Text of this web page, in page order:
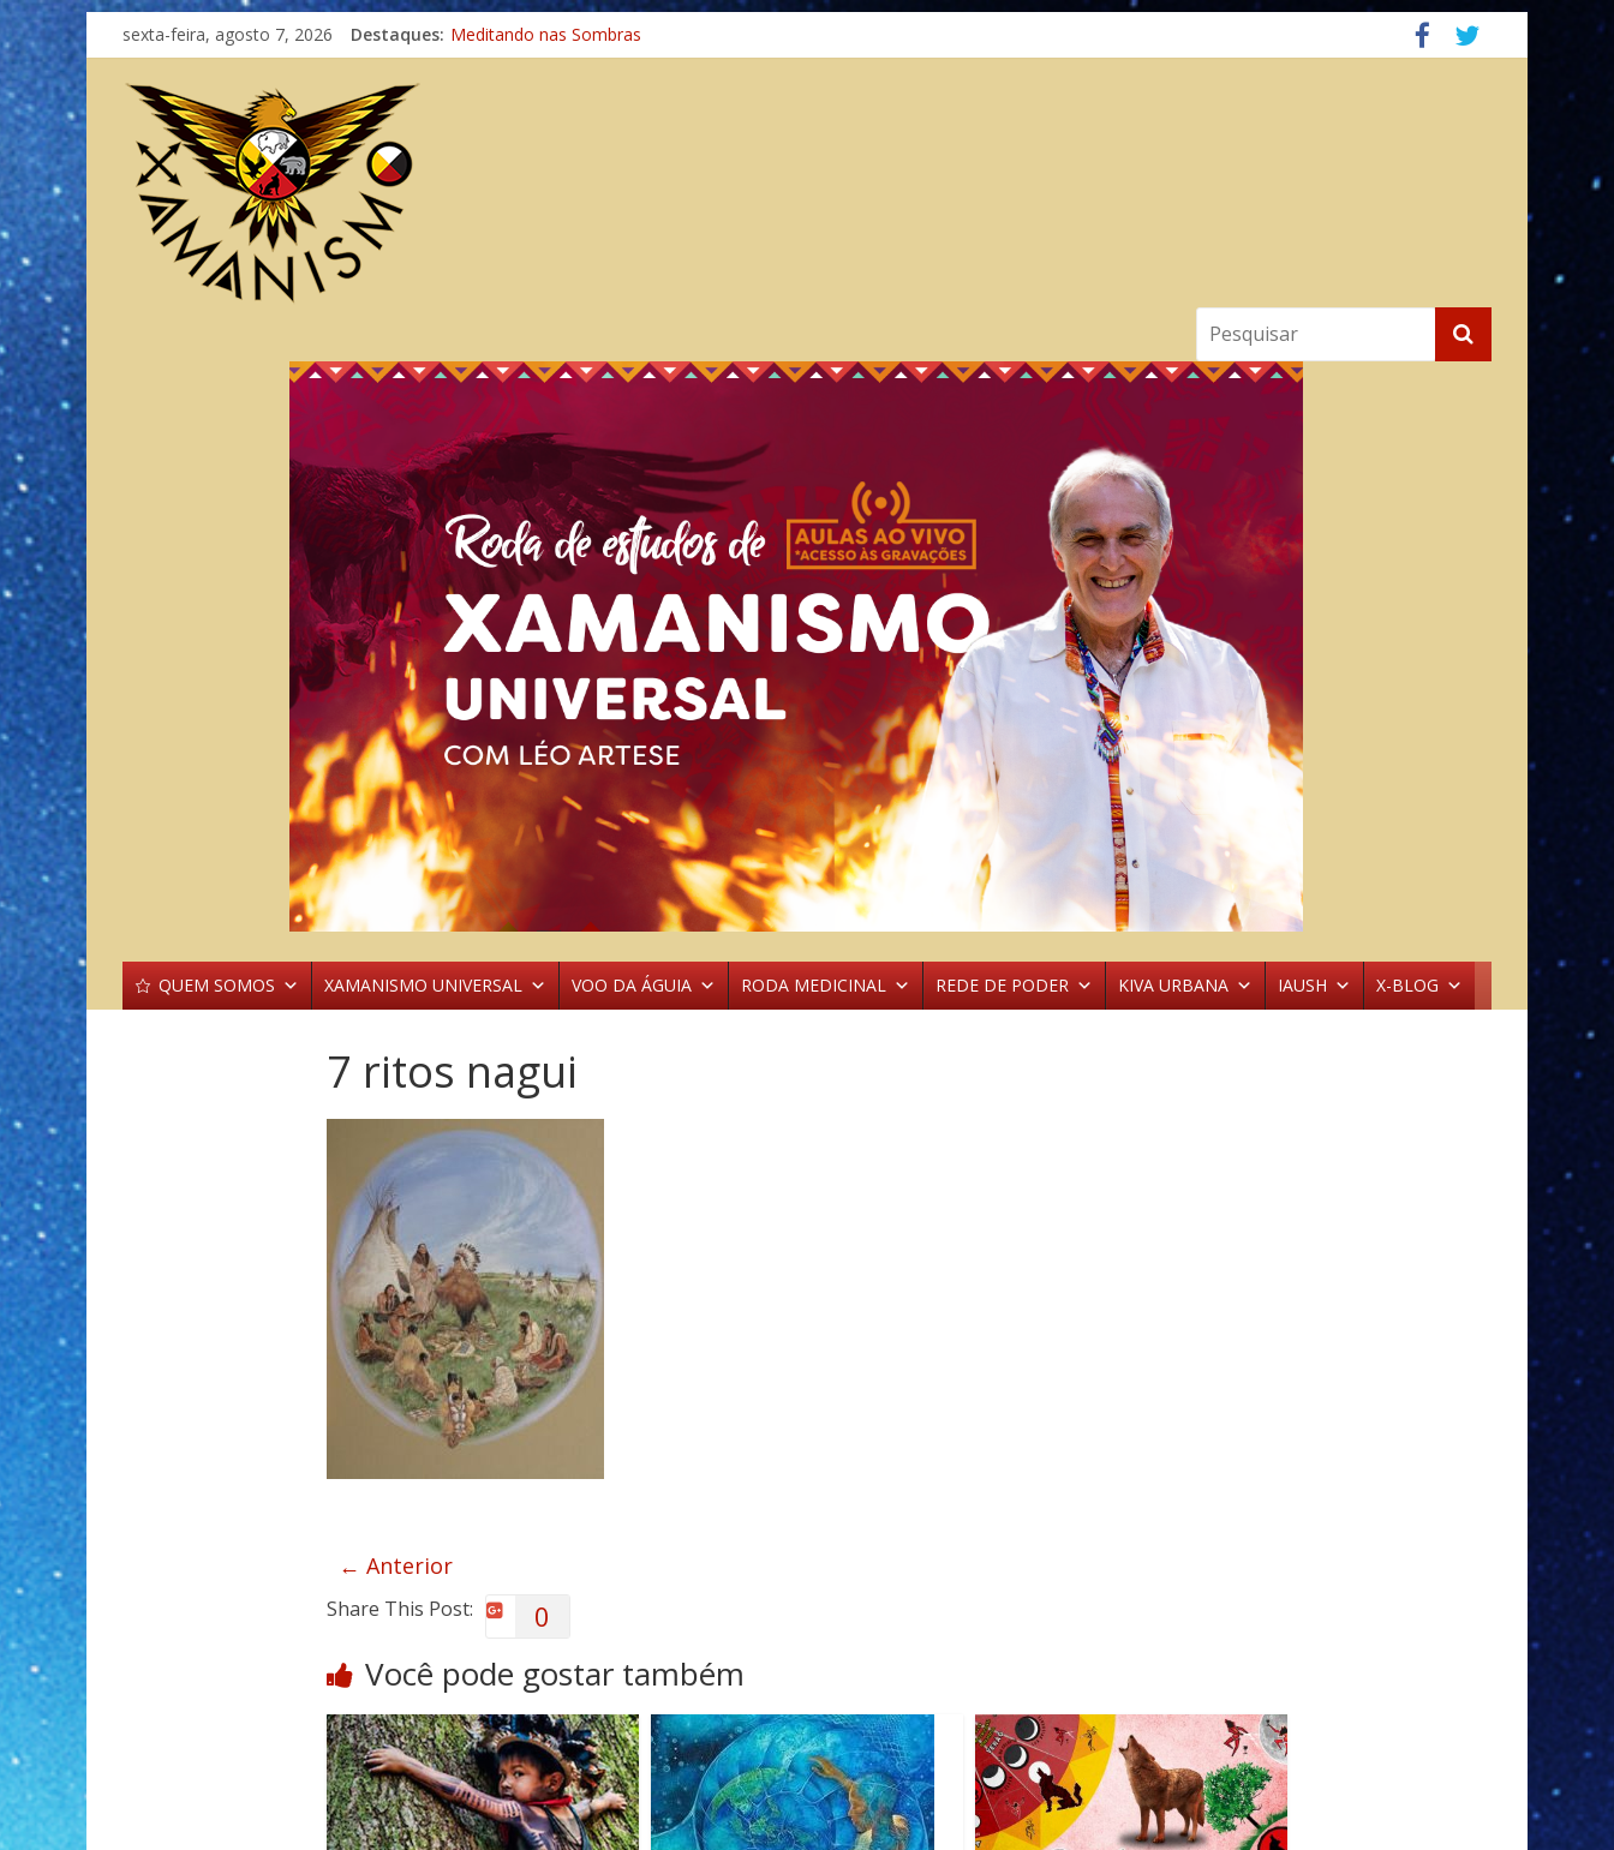
sexta-feira, agosto 7, 2026 Destaques: Meditando nas Sombras
Autosuficiência: A Jornada do Espírito Ancestral
QUEM SOMOS XAMANISMO UNIVERSAL VOO DA ÁGUIA RODA MEDICINAL REDE DE PODER KIVA URBANA IAUSH X-BLOG
7 ritos nagui
← Anterior
Share This Post: 0
Você pode gostar também